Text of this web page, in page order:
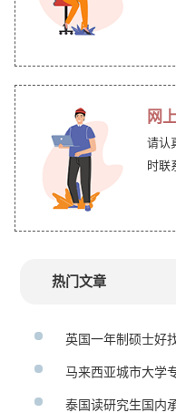
网
请认
时联
热门文章
英国一年制硕士好
马来西亚城市大学
泰国读研究生国内